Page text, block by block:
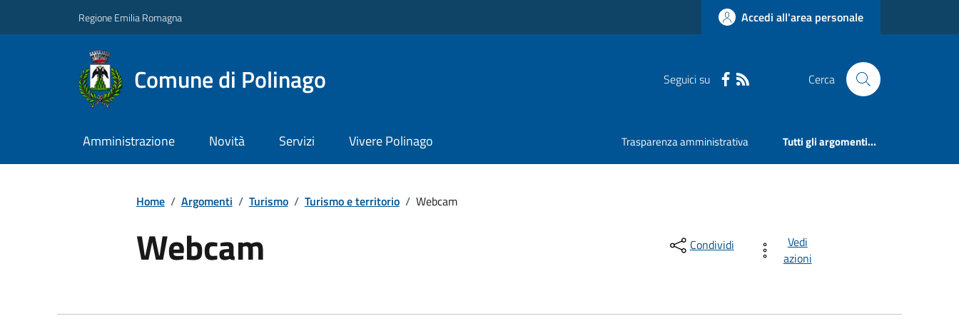
Regione Emilia Romagna Accedi all'area personale
Comune di Polinago Seguici su Cerca
Amministrazione Novità Servizi Vivere Polinago Trasparenza amministrativa Tutti gli argomenti...
Home / Argomenti / Turismo / Turismo e territorio / Webcam
Webcam Condividi
Vedi
azioni